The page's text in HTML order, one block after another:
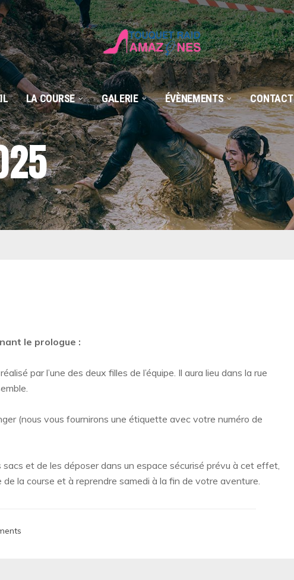
LA COURSE GALERIE ÉVÈNEMENTS CONTACT
le prologue :
par l’une des deux filles de l’équipe. Il aura lieu dans la rue
(nous vous fournirons une étiquette avec votre numéro de
et de les déposer dans un espace sécurisé prévu à cet effet,
la course et à reprendre samedi à la fin de votre aventure.